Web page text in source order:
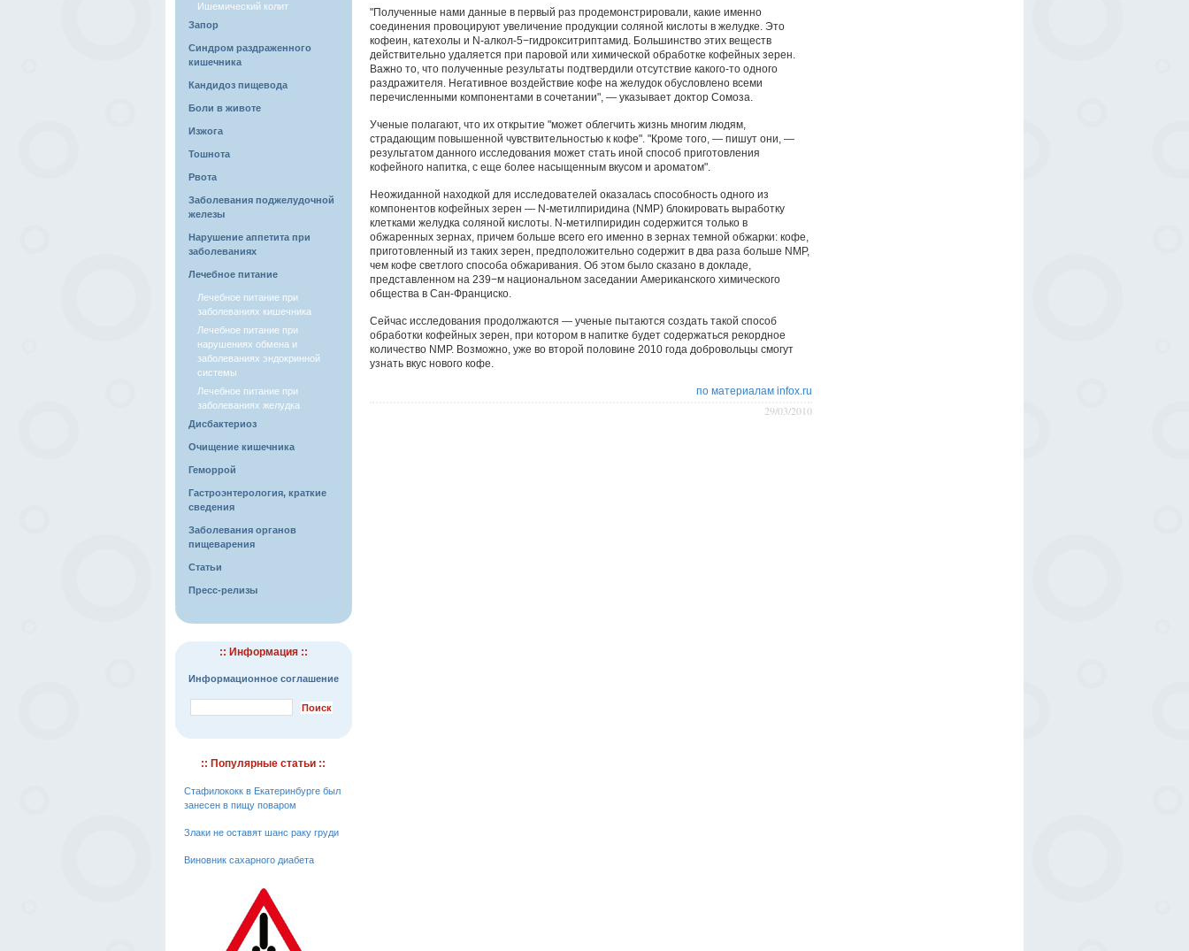
Ишемический колит
Запор
Синдром раздраженного
кишечника
Кандидоз пищевода
Боли в животе
Изжога
Тошнота
Рвота
Заболевания поджелудочной
железы
Нарушение аппетита при
заболеваниях
Лечебное питание
Лечебное питание при
заболеваниях кишечника
Лечебное питание при
нарушениях обмена и
заболеваниях эндокринной
системы
Лечебное питание при
заболеваниях желудка
Дисбактериоз
Очищение кишечника
Геморрой
Гастроэнтерология, краткие
сведения
Заболевания органов
пищеварения
Статьи
Пресс-релизы
:: Информация ::
Информационное соглашение
:: Популярные статьи ::
Стафилококк в Екатеринбурге был
занесен в пищу поваром
Злаки не оставят шанс раку груди
Виновник сахарного диабета
"Полученные нами данные в первый раз продемонстрировали, какие именно
соединения провоцируют увеличение продукции соляной кислоты в желудке. Это
кофеин, катехолы и N-алкол-5−гидрокситриптамид. Большинство этих веществ
действительно удаляется при паровой или химической обработке кофейных зерен.
Важно то, что полученные результаты подтвердили отсутствие какого-то одного
раздражителя. Негативное воздействие кофе на желудок обусловлено всеми
перечисленными компонентами в сочетании", — указывает доктор Сомоза.
Ученые полагают, что их открытие "может облегчить жизнь многим людям,
страдающим повышенной чувствительностью к кофе". "Кроме того, — пишут они, —
результатом данного исследования может стать иной способ приготовления
кофейного напитка, с еще более насыщенным вкусом и ароматом".
Неожиданной находкой для исследователей оказалась способность одного из
компонентов кофейных зерен — N-метилпиридина (NMP) блокировать выработку
клетками желудка соляной кислоты. N-метилпиридин содержится только в
обжаренных зернах, причем больше всего его именно в зернах темной обжарки: кофе,
приготовленный из таких зерен, предположительно содержит в два раза больше NMP,
чем кофе светлого способа обжаривания. Об этом было сказано в докладе,
представленном на 239−м национальном заседании Американского химического
общества в Сан-Франциско.
Сейчас исследования продолжаются — ученые пытаются создать такой способ
обработки кофейных зерен, при котором в напитке будет содержаться рекордное
количество NMP. Возможно, уже во второй половине 2010 года добровольцы смогут
узнать вкус нового кофе.
по материалам infox.ru
29/03/2010